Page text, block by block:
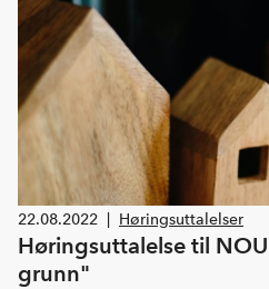
22.08.2022 Høringsuttalelser
Høringsuttalelse til
grunn"